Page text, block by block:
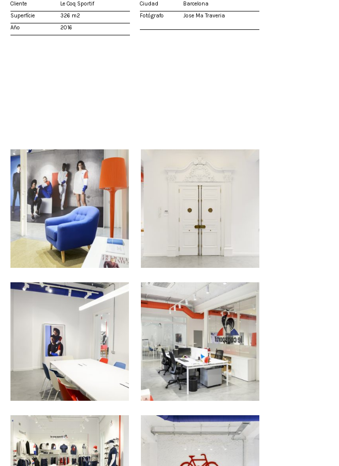
Cliente
Le Coq Sportif
Superfície
326 m2
Año
2016
Ciudad
Barcelona
Fotógrafo
Jose Mª Traveria